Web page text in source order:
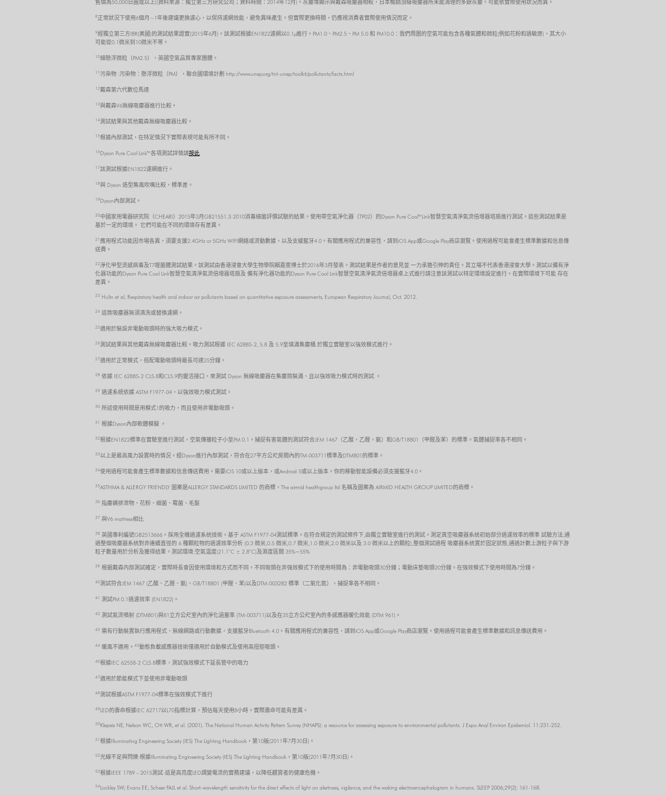
售價為50,000日圓或以上)(資料來源：獨立第三方研究公司；資料時間：2014年12月)。灰塵堆顯示與戴森吸塵器相較，日本暢銷頂級吸塵器所未能清理的多餘灰塵。可能依實際使用狀況而異。
8 正常狀況下使用6個月~1年後建議更換濾心，以保持濾網效能，避免異味產生。但實際更換時間，仍應視消費者實際使用情況而定。
9經獨立第三方IBR(美國)的測試結果證實(2015年6月)。該測試根據EN1822濾網以0.1µ進行。PM1.0、PM2.5、PM 5.0 和 PM10.0：我們周圍的空氣可能包含各種氣體和微粒(例如花粉和過敏原)，其大小
可能從0.1微米到10微米不等。
10細懸浮微粒（PM2.5），英國空氣品質專家團體。
11 污染物 :污染物：懸浮微粒（PM），聯合國環境計劃 http://www.unep.org/tnt-unep/toolkit/pollutants/facts.html
12戴森第六代數位馬達
13與戴森V6無線吸塵器進行比較。
14 測試結果與其他戴森無線吸塵器比較。
15根據內部測試，在特定情況下實際表現可能有所不同。
16 Dyson Pure Cool Link™ 各項測試詳情請按此
17該測試根據EN1822濾網進行。
18與 Dyson 造型集風吹嘴比較，標準差。
19 Dyson內部測試。
20中國家用電器研究院（CHEARI）2015年3月GB21551.3-2010消毒細菌評價試驗的結果。使用帶空氣淨化器（TP02）的Dyson Pure Cool™Link智慧空氣清淨氣流倍增器塔扇進行測試。這些測試結果是
基於一定的環境。 它們可能在不同的環境存有差異。
21 應用程式功能因市場各異，須要支援2.4GHz or 5GHz WIFI網絡或流動數據，以及支緩藍牙4.0。有關應用程式的兼容性，請到iOS App或Google Play商店瀏覽。使用過程可能會產生標準數據和信息傳
送費。
22淨化甲型流感病毒及T7噬菌體測試結果。該測試由香港浸會大學生物學院賴嘉雯博士於2016年3月發表。測試結果是作者的意見並 一力承擔引伸的責任。其立場不代表香港浸會大學。測試以備有淨
化器功能的Dyson Pure Cool Link智慧空氣清淨氣流倍增器塔扇及 備有淨化器功能的Dyson Pure Cool Link智慧空氣清淨氣流倍增器桌上式進行請注意該測試以特定環境設定進行。在實際環境下可能 存在
差異。
23 Hulin et al, Respiratory health and indoor air pollutants based on quantitative exposure assessments, European Respiratory Journal, Oct. 2012.
24 這款吸塵器無須清洗或替換濾網。
25適用於裝設非電動吸頭時的強大吸力模式。
26 測試結果與其他戴森無線吸塵器比較。吸力測試根據 IEC 62885-2, 5.8 及 5.9至填滿集塵桶.於獨立實驗室以強效模式進行。
27適用於正常模式，搭配電動吸頭時最長可達25分鐘。
28 依據 IEC 62885-2 CL5.8和CL5.9的靈活接口，來測試 Dyson 無線吸塵器在集塵筒裝滿、且以強效吸力模式時的測試 。
29 過濾系統依據 ASTM F1977-04，以強效吸力模式測試。
30 所述使用時間是用模式1的吸力，而且使用非電動吸頭。
31 根據Dyson內部軟體模擬 。
32根據EN1822標準在實驗室進行測試，空氣傳播粒子小至PM 0.1。捕捉有害氣體的測試符合JEM 1467（乙酸，乙醛，氨）和GB/T18801（甲醛及苯）的標準。氣體捕捉率各不相同。
33以上是最高風力設置時的情況。經Dyson進行內部測試，符合在27平方公尺房間內的TM-003711標準及DTM801的標準。
34使用過程可能會產生標準數據和信息傳送費用。需要iOS 10或以上版本，或Android 5或以上版本。你的移動智能設備必須支援藍牙4.0。
35ASTHMA & ALLERGY FRIENDLY 圖案是ALLERGY STANDARDS LIMITED 的商標，The airmid healthgroup ltd 名稱及圖案為 AIRMID HEALTH GROUP LIMITED的商標。
36 指塵螨排泄物、花粉、细菌、霉菌、毛髮
37 與V6 mattress相比
38 英國專利編號GB2513666。採用全機過濾系统技術。基于 ASTM F1977-04測試標準。在符合規定的測試條件下,由獨立實驗室進行的測試。測定真空吸塵器系统初始部分過濾效率的標準 試驗方法,通
過整個吸塵器系统對非連續直徑的 6 種顆粒物的過濾效率分析 (0.3 微米,0.5 微米,0.7 微米,1.0 微米,2.0 微米以及 3.0 微米以上的顆粒),整個測試過程 吸塵器系统置於固定狀態,通過計數上游粒子與下游
粒子數量用於分析及獲得结果。測試環境:空氣温度(21.1°C ± 2.8°C)及濕度區間 35%−55%
39 根据戴森内部測試確定，實際時長會因使用環境和方式而不同。不同吸頭在非强效模式下的使用時間為：非電動吸頭30分鐘；電動床墊吸頭20分鐘。在强效模式下使用時間為7分鐘。
40測試符合JEM 1467 (乙酸、乙醛、氨)、GB/T18801 (甲醛、苯)以及DTM-003282 標準（二氧化氮），捕捉率各不相同。
41 測試PM 0.1過濾效率 (EN1822)。
42 測試氣流噴射 (DTM801)與81立方公尺室內的淨化涵蓋率 (TM-003711)以及在35立方公尺室內的多感應器暖化效能 (DTM 961)。
43 需有行動裝置執行應用程式、無線網路或行動數據，支援藍牙Bluetooth 4.0。有關應用程式的兼容性，請到iOS App或Google Play商店瀏覽。使用過程可能會產生標準數據和訊息傳送費用。
44 暖風不適用。 45動態負載感應器技術僅適用於自動模式及使用高扭矩吸頭。
46根據IEC 62558-2 CL5.8標準，測試強效模式下延長管中的吸力
47適用於節能模式下並使用非電動吸頭
48 測試根據ASTM F1977-04標準在強效模式下進行
49 LED的壽命根據IEC 62717以L70指標計算，預估每天使用8小時。實際壽命可能有差異。
50Klepeis NE, Nelson WC, Ott WR, et al. (2001). The National Human Activity Pattern Survey (NHAPS): a resource for assessing exposure to environmental pollutants. J Expo Anal Environ Epidemiol. 11:231-252.
51 根據Illuminating Engineering Society (IES) The Lighting Handbook，第10版(2011年7月30日)。
52光線不足與閃爍:根據Illuminating Engineering Society (IES) The Lighting Handbook，第10版(2011年7月30日)。
53根據IEEE 1789 – 2015測試-這是高亮度LED調變電流的實務建議，以降低觀賞者的健康危機。
54 Lockley SW; Evans EE; Scheer FAJL et al. Short-wavelength sensitivity for the direct effects of light on alertness, vigilance, and the waking electroencephalogram in humans. SLEEP 2006;29(2): 161-168.